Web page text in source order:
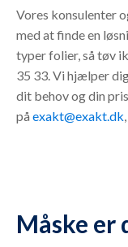
Vores konsulenter
med at finde en
typer folier, så tøv
35 33. Vi hjælper
dit behov og din
på exakt@exakt.dk
Måske er